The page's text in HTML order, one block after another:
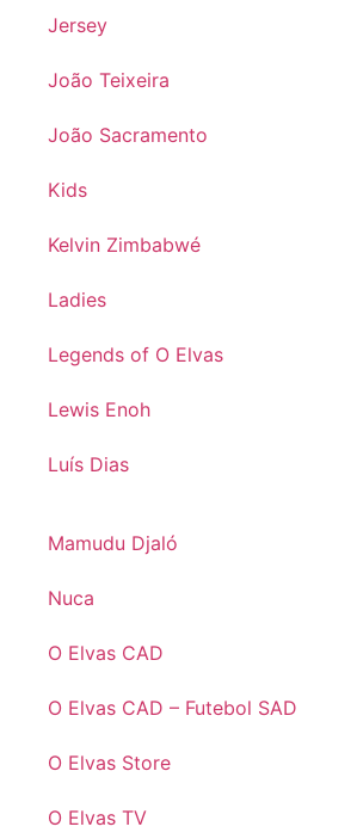
Jersey
João Teixeira
João Sacramento
Kids
Kelvin Zimbabwé
Ladies
Legends of O Elvas
Lewis Enoh
Luís Dias
Mamudu Djaló
Nuca
O Elvas CAD
O Elvas CAD – Futebol SAD
O Elvas Store
O Elvas TV